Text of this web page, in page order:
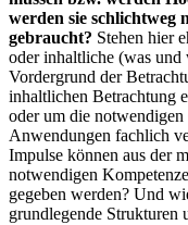
werden sie schlichtweg
gebraucht? Stehen hier
oder inhaltliche (was
Vordergrund der
inhaltlichen Betrachtung
oder um die
Anwendungen fachlich
Impulse können aus der
notwendigen
gegeben werden? Und
grundlegende Strukturen